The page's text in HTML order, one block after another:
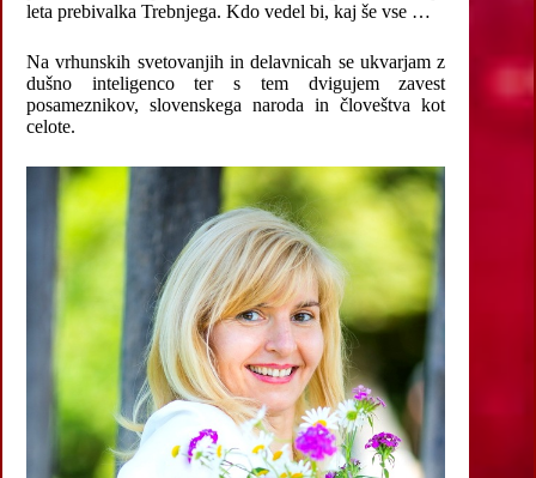
leta prebivalka Trebnjega. Kdo vedel bi, kaj še vse …
Na vrhunskih svetovanjih in delavnicah se ukvarjam z
dušno inteligenco ter s tem dvigujem zavest
posameznikov, slovenskega naroda in človeštva kot
celote.